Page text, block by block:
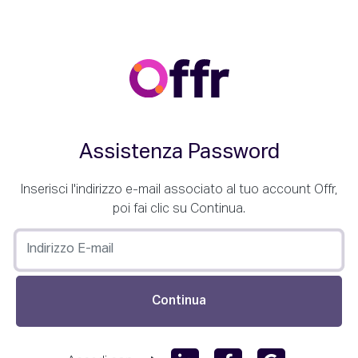
Assistenza Password
Inserisci l'indirizzo e-mail associato al tuo account Offr,
poi fai clic su Continua.
Continua